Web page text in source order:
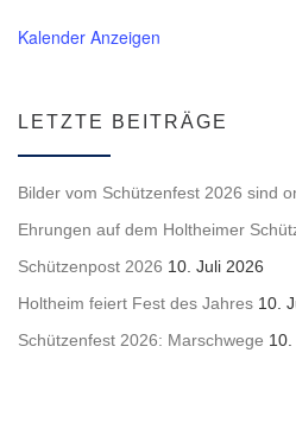
Kalender Anzeigen
LETZTE BEITRÄGE
Bilder vom Schützenfest 2026 sind
Ehrungen auf dem Holtheimer
Schützenpost 2026 10. Juli 2026
Holtheim feiert Fest des Jahres 10.
Schützenfest 2026: Marschwege